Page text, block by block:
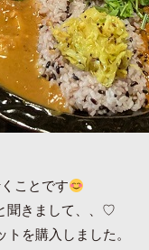
ことです
聞きまして、、♡
を購入しました。